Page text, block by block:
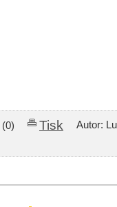
(0) Tisk
Autor: